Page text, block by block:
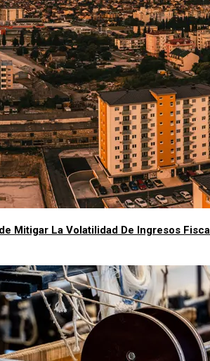
Mitigar La Volatilidad De Ingresos